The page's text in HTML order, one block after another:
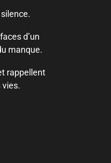
d’un
manque.
rappellent
vies.